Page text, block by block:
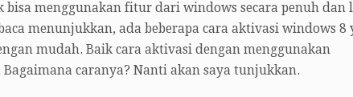
menggunakan fitur dari windows secara penuh dan
menunjukkan, ada beberapa cara aktivasi windows 8
mudah. Baik cara aktivasi dengan menggunakan
caranya? Nanti akan saya tunjukkan.